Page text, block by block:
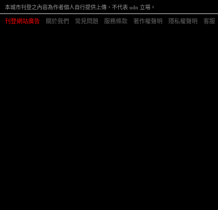
本城市刊登之內容為作者個人自行提供上傳，不代表 udn 立場。
刊登網站廣告 關於我們 常見問題 服務條款 著作權聲明 隱私權聲明 客服